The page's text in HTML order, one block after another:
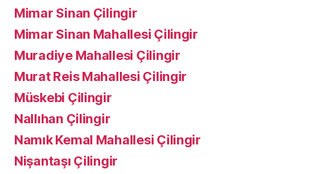
Mimar Sinan Çilingir
Mimar Sinan Mahallesi Çilingir
Muradiye Mahallesi Çilingir
Murat Reis Mahallesi Çilingir
Müskebi Çilingir
Nallıhan Çilingir
Namık Kemal Mahallesi Çilingir
Nişantaşı Çilingir